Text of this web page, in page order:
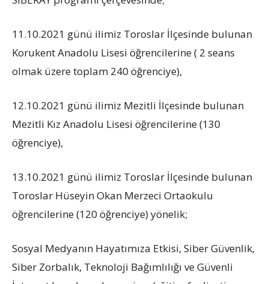
11.10.2021 günü ilimiz Toroslar İlçesinde bulunan
Korukent Anadolu Lisesi öğrencilerine ( 2 seans
olmak üzere toplam 240 öğrenciye),
12.10.2021 günü ilimiz Mezitli İlçesinde bulunan
Mezitli Kız Anadolu Lisesi öğrencilerine (130
öğrenciye),
13.10.2021 günü ilimiz Toroslar İlçesinde bulunan
Toroslar Hüseyin Okan Merzeci Ortaokulu
öğrencilerine (120 öğrenciye) yönelik;
Sosyal Medyanın Hayatımıza Etkisi, Siber Güvenlik,
Siber Zorbalık, Teknoloji Bağımlılığı ve Güvenli